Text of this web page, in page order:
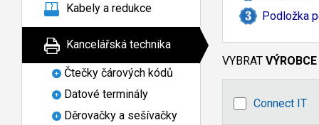
Kabely a redukce
Kancelářská technika
Čtečky čárových kódů
Datové terminály
Děrovačky a sešívačky
Podložka
VYBRAT VÝROBCE
Connect IT